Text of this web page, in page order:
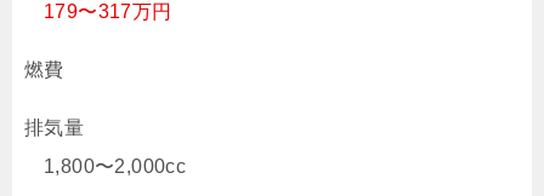
179〜317万円
燃費
排気量
1,800〜2,000cc